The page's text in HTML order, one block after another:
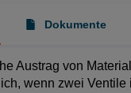
Dokumente
Austrag von
wenn zwei Ventile